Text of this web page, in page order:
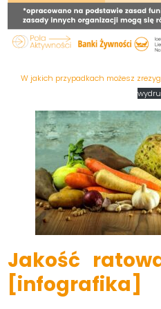
W jakich przypadkach możesz
Jakość
[infografika]